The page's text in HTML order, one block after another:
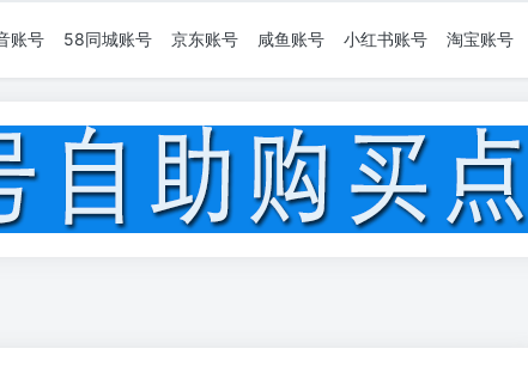
账号 58同城账号 京东账号 咸鱼账号 小红书账号 淘宝账号